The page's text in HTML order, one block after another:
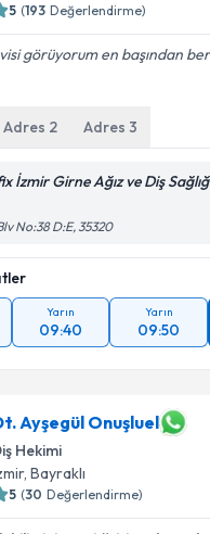
5 (193 Değerlendirme)
görüyorum en başından
Adres 2 Adres 3
İzmir Girne Ağız ve Diş
No:38 D:E, 35320
Yarın
09:40
Yarın
09:50
Ayşegül Onuşluel
Hekimi
, Bayraklı
5 (30 Değerlendirme)